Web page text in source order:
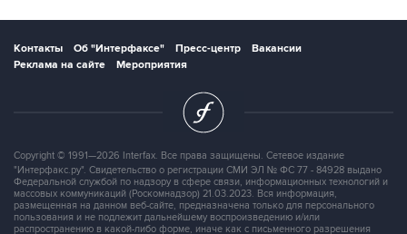
Контакты Об "Интерфаксе" Пресс-центр
Вакансии
Реклама на сайте
Мероприятия
Copyright © 1991—2026 Interfax. Все права защищены. Сетевое издание
"Интерфакс.ру". Свидетельство о регистрации СМИ ЭЛ № ФС 77 - 84928 выдано
Федеральной службой по надзору в сфере связи, информационных технологий и
массовых коммуникаций (Роскомнадзор) 21.03.2023. Вся информация,
размещенная на данном веб-сайте, предназначена только для персонального
пользования и не подлежит дальнейшему воспроизведению и/или
распространению в какой-либо форме, иначе как с письменного разрешения